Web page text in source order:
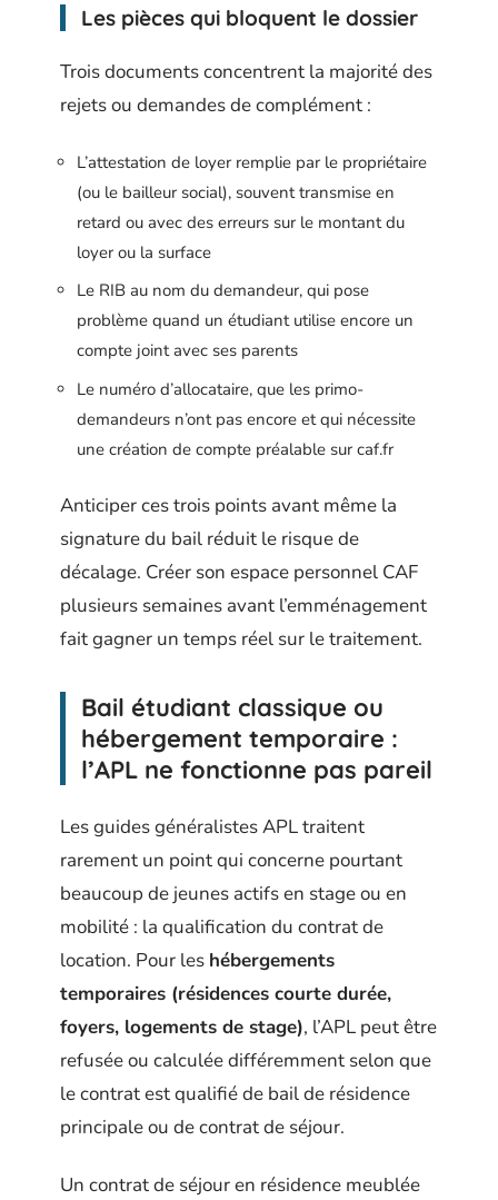
Les pièces qui bloquent le dossier
Trois documents concentrent la majorité des
rejets ou demandes de complément :
L’attestation de loyer remplie par le propriétaire
(ou le bailleur social), souvent transmise en
retard ou avec des erreurs sur le montant du
loyer ou la surface
Le RIB au nom du demandeur, qui pose
problème quand un étudiant utilise encore un
compte joint avec ses parents
Le numéro d’allocataire, que les primo-
demandeurs n’ont pas encore et qui nécessite
une création de compte préalable sur caf.fr
Anticiper ces trois points avant même la
signature du bail réduit le risque de
décalage. Créer son espace personnel CAF
plusieurs semaines avant l’emménagement
fait gagner un temps réel sur le traitement.
Bail étudiant classique ou
hébergement temporaire :
l’APL ne fonctionne pas pareil
Les guides généralistes APL traitent
rarement un point qui concerne pourtant
beaucoup de jeunes actifs en stage ou en
mobilité : la qualification du contrat de
location. Pour les hébergements
temporaires (résidences courte durée,
foyers, logements de stage), l’APL peut être
refusée ou calculée différemment selon que
le contrat est qualifié de bail de résidence
principale ou de contrat de séjour.
Un contrat de séjour en résidence meublée